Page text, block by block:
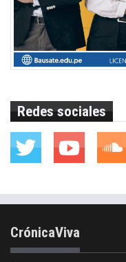
Redes sociales
CrónicaViva